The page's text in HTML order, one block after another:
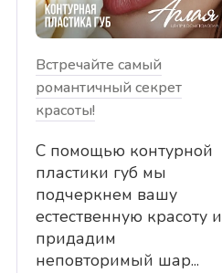
Встречайте самый
романтичный секрет
красоты!
С помощью контурной
пластики губ мы
подчеркнем вашу
естественную красоту и
придадим
неповторимый шар...